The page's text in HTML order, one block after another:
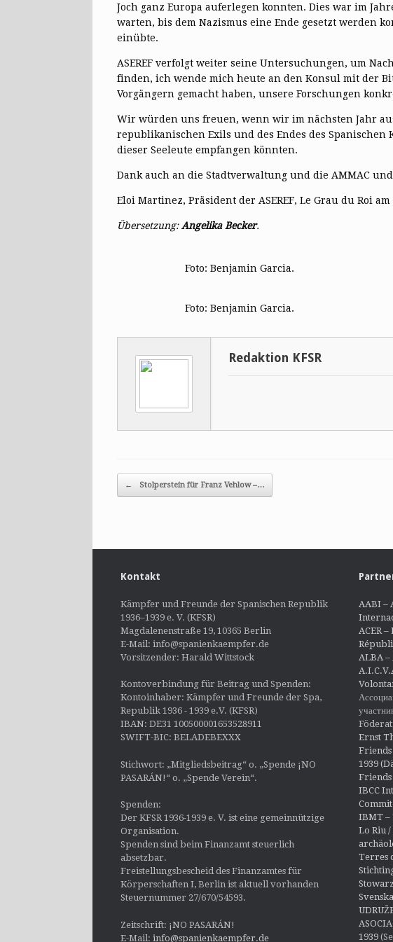
Joch ganz Europa auferlegen konnten. Dies war im
warten, bis dem Nazismus eine Ende gesetzt werden
einübte.
ASEREF verfolgt weiter seine Untersuchungen, um
finden, ich wende mich heute an den Konsul mit der
Vorgängern gemacht haben, unsere Forschungen
Wir würden uns freuen, wenn wir im nächsten Jahr
republikanischen Exils und des Endes des
dieser Seeleute empfangen könnten.
Dank auch an die Stadtverwaltung und die AMMAC
Eloi Martinez, Präsident der ASEREF, Le Grau du Roi am
Übersetzung:Angelika Becker.
Foto: Benjamin Garcia.
Foto: Benjamin Garcia.
Redaktion KFSR
Post navigation
← Stolperstein für Franz Vehlow –…
Kontakt
Kämpfer und Freunde der Spanischen Republik
1936–1939 e. V. (KFSR)
Magdalenenstraße 19, 10365 Berlin
E-Mail: info@spanienkaempfer.de
Vorsitzender: Harald Wittstock
Kontoverbindung für Beitrag und Spenden:
Kontoinhaber: Kämpfer und Freunde der Spa,
Republik 1936 - 1939 e.V. (KFSR)
IBAN: DE31 100500001653528911
SWIFT-BIC: BELADEBEXXX
Stichwort: „Mitgliedsbeitrag“ o. „Spende ¡NO
PASARÁN!“ o. „Spende Verein“.
Spenden:
Der KFSR 1936-1939 e. V. ist eine gemeinnützige
Organisation.
Spenden sind beim Finanzamt steuerlich
absetzbar.
Freistellungsbescheid des Finanzamtes für
Körperschaften I, Berlin ist aktuell vorhanden
Steuernummer 27/670/54593.
Zeitschrift: ¡NO PASARÁN!
E-Mail: info@spanienkaempfer.de
AABI –
ACER
ALBA
Ernst
Friends
1939
IBCC
IBMT
Lo Riu
Terres
1939